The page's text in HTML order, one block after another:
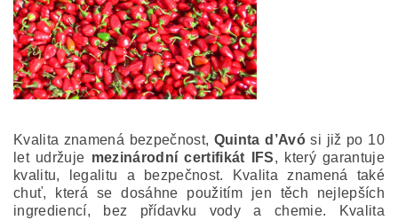
Kvalita znamená bezpečnost, Quinta d’Avósi již po 10
let udržuje mezinárodní certifikát IFS, který garantuje
kvalitu, legalitu a bezpečnost. Kvalita znamená také
chuť, která se dosáhne použitím jen těch nejlepších
ingrediencí, bez přídavku vody a chemie. Kvalita